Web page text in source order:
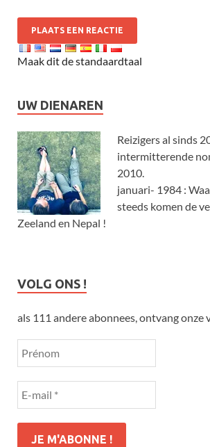
Maak dit de standaardtaal
UW DIENAREN
Reizigers al sinds
intermitterende
2010.
januari- 1984 :
steeds komen de
Zeeland en Nepal !
VOLG ONS !
als 111 andere abonnees, ontvang onze